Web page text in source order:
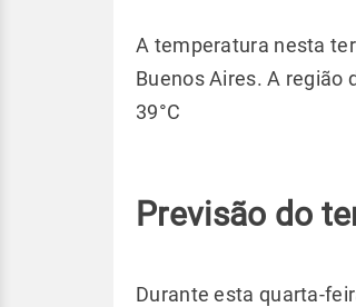
A temperatura nesta
Buenos Aires. A região
39°C
Previsão do
Durante esta quarta-